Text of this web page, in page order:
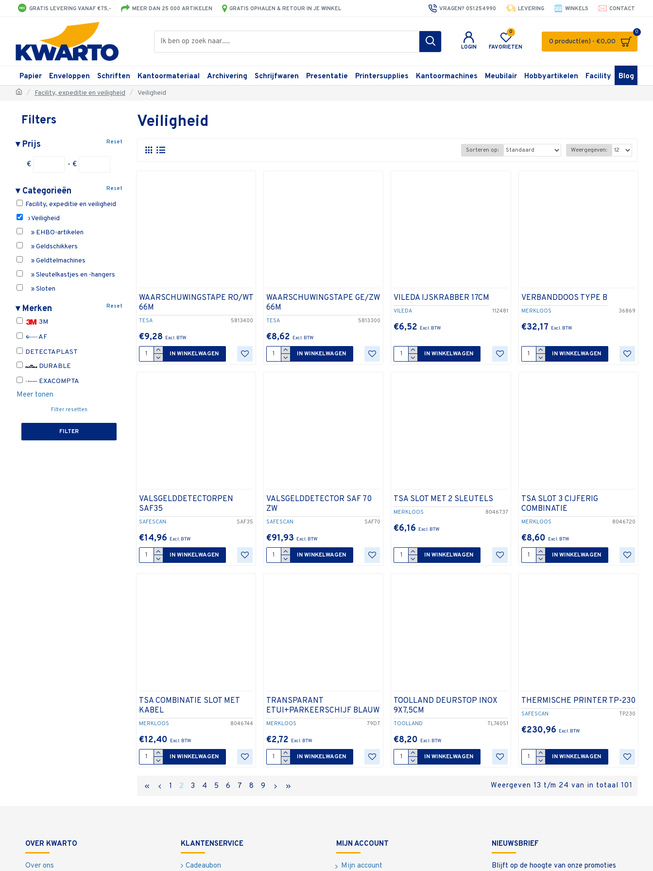
GRATIS LEVERING VANAF €75,- MEER DAN 25 000 ARTIKELEN GRATIS OPHALEN & RETOUR IN JE WINKEL VRAGEN? 051254990 LEVERING WINKELS CONTACT
LOGIN FAVORIETEN
0
0 product(en) - €0,00
0
Papier Enveloppen Schriften Kantoormateriaal Archivering Schrijfwaren Presentatie Printersupplies Kantoormachines Meubilair Hobbyartikelen Facility Blog
Facility, expeditie en veiligheid Veiligheid
Filters
▾Prijs Reset
€ - €
▾Categorieën Reset
Facility, expeditie en veiligheid
› Veiligheid
» EHBO-artikelen
» Geldschikkers
» Geldtelmachines
» Sleutelkastjes en -hangers
» Sloten
» Valsgelddetectoren
» Veiligheidstoebehoren
plakbandafrollers
» Plakband voor specifiek
gebruik
Onbepaald
▾Merken Reset
3M
AF
DETECTAPLAST
DURABLE
EXACOMPTA
Meer tonen
Filter resetten
FILTER
Veiligheid
Sorteren op: Weergegeven:
TESA 5813400
WAARSCHUWINGSTAPE RO/WT
66M
€9,28
IN WINKELWAGEN
TESA 5813300
WAARSCHUWINGSTAPE GE/ZW
66M
€8,62
IN WINKELWAGEN
VILEDA 112481
VILEDA IJSKRABBER 17CM
€6,52
IN WINKELWAGEN
MERKLOOS 36869
VERBANDDOOS TYPE B
€32,17
IN WINKELWAGEN
SAFESCAN SAF35
VALSGELDDETECTORPEN
SAF35
€14,96
IN WINKELWAGEN
SAFESCAN SAF70
VALSGELDDETECTOR SAF 70
ZW
€91,93
IN WINKELWAGEN
MERKLOOS 8046737
TSA SLOT MET 2 SLEUTELS
€6,16
IN WINKELWAGEN
MERKLOOS 8046720
TSA SLOT 3 CIJFERIG
COMBINATIE
€8,60
IN WINKELWAGEN
MERKLOOS 8046744
TSA COMBINATIE SLOT MET
KABEL
€12,40
IN WINKELWAGEN
MERKLOOS 79DT
TRANSPARANT
ETUI+PARKEERSCHIJF BLAUW
€2,72
IN WINKELWAGEN
TOOLLAND TL74051
TOOLLAND DEURSTOP INOX
9X7,5CM
€8,20
IN WINKELWAGEN
SAFESCAN TP230
THERMISCHE PRINTER TP-230
€230,96
IN WINKELWAGEN
1 2 3 4 5 6 7 8 9 Weergeven 13 t/m 24 van in totaal 101
OVER KWARTO
Over ons
KLANTENSERVICE
Cadeaubon
MIJN ACCOUNT
Mijn account
NIEUWSBRIEF
Blijft op de hoogte van onze promoties